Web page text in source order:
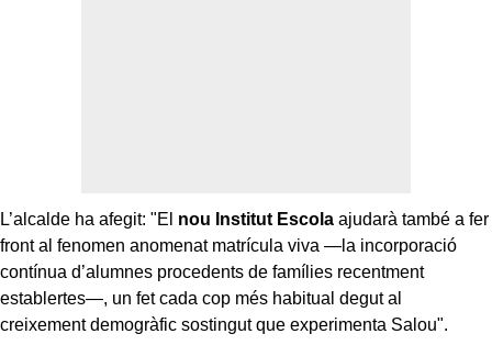
L’alcalde ha afegit: "El nou Institut Escola ajudarà també a fer
front al fenomen anomenat matrícula viva —la incorporació
contínua d’alumnes procedents de famílies recentment
establertes—, un fet cada cop més habitual degut al
creixement demogràfic sostingut que experimenta Salou".